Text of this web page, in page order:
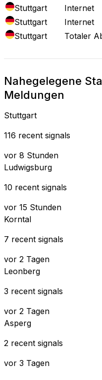
Stuttgart
Internet
Stuttgart
Internet
Stuttgart
Totaler
Nahegelegene
Meldungen
Stuttgart
116 recent signals
vor 8 Stunden
Ludwigsburg
10 recent signals
vor 15 Stunden
Korntal
7 recent signals
vor 2 Tagen
Leonberg
3 recent signals
vor 2 Tagen
Asperg
2 recent signals
vor 3 Tagen